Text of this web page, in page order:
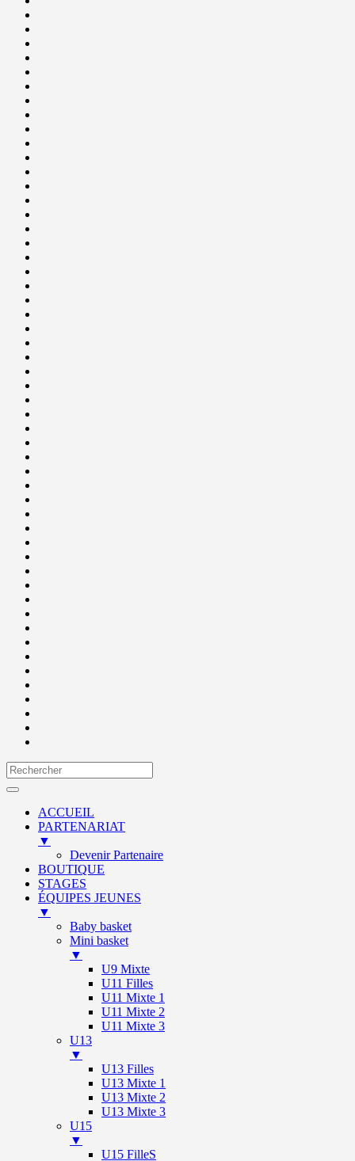
ACCUEIL
PARTENARIAT
▼
Devenir Partenaire
BOUTIQUE
STAGES
ÉQUIPES JEUNES
▼
Baby basket
Mini basket
▼
U9 Mixte
U11 Filles
U11 Mixte 1
U11 Mixte 2
U11 Mixte 3
U13
▼
U13 Filles
U13 Mixte 1
U13 Mixte 2
U13 Mixte 3
U15
▼
U15 FilleS